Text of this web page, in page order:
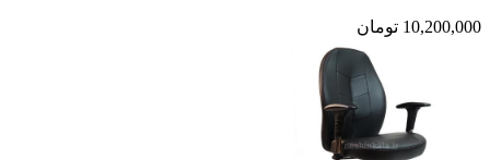
10,200,000 تومان